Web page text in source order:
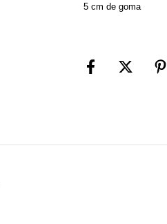
5 cm de goma